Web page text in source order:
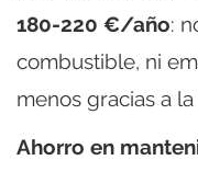
180-220 €/año:
combustible, ni
menos gracias a
Ahorro en